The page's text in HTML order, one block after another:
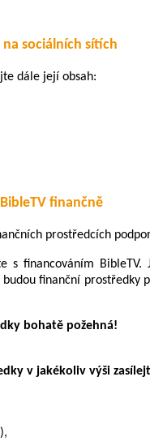
sociálních sítích
dále její obsah:
finančně
prostředcích
financováním BibleTV.
finanční prostředky
bohatě požehná!
v jakékoliv výši